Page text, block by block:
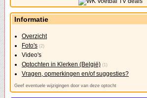
Informatie
Overzicht
Foto's (2)
Video's
Optochten in Klerken (België) (1)
Vragen, opmerkingen en/of suggesties?
Geef eventuele wijzigingen door van deze optocht